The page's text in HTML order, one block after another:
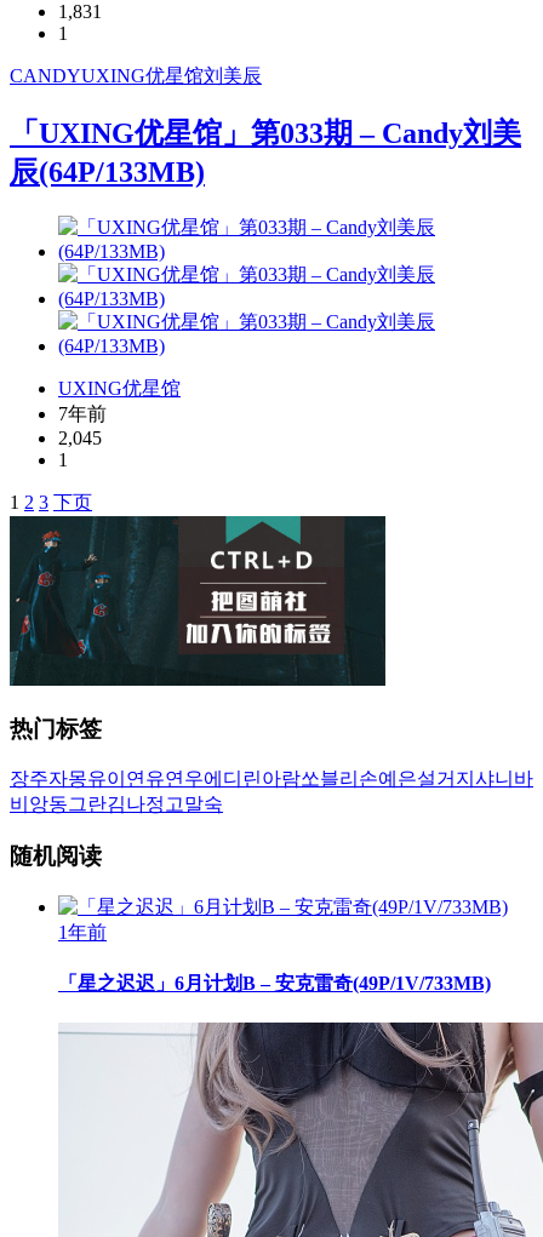
1,831
1
CANDYUXING优星馆刘美辰
「UXING优星馆」第033期 – Candy刘美
辰(64P/133MB)
UXING优星馆
7年前
2,045
1
文
导
航
1 2 3 下页
热门标签
장주자몽유이 연유연우에디린아람쏘블리 손예은설거지 샤니 바
비앙동그란김나정 고말숙
随机阅读
1年前
「星之迟迟」6月计划B – 安克雷奇(49P/1V/733MB)